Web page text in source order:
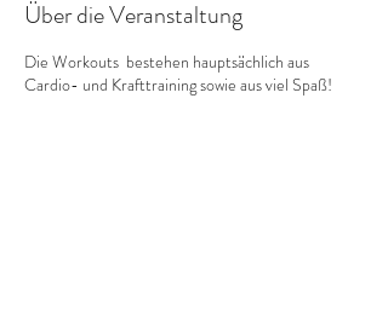
Über die Veranstaltung
Die Workouts bestehen hauptsächlich aus
Cardio- und Krafttraining sowie aus viel Spaß!